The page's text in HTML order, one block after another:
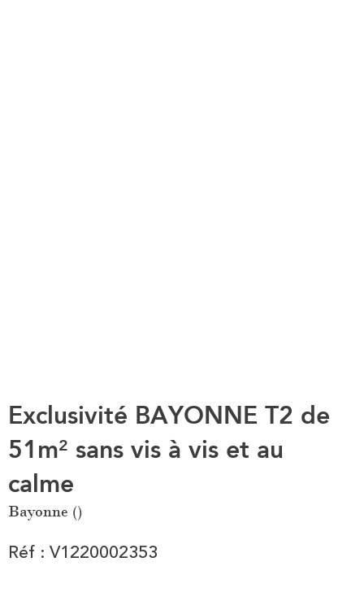
Exclusivité BAYONNE T2 de
51m² sans vis à vis et au
calme
Bayonne ()
Réf : V1220002353